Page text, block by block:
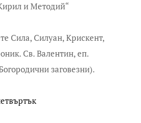
и Методий“
Сила, Силуан, Крискент,
Св. Валентин, еп.
заговезни).